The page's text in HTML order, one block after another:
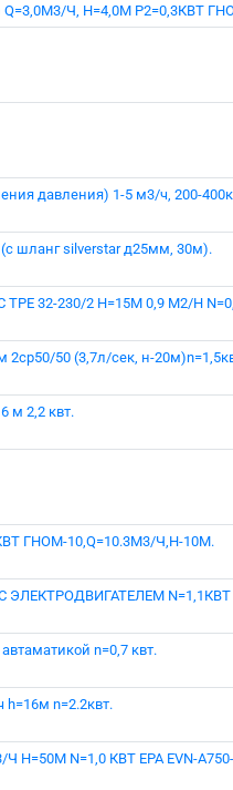
Ч, Н=4,0М Р2=0,3КВТ
давления) 1-5 м3/ч, 200-
шланг silverstar д25мм, 30м).
32-230/2 Н=15М 0,9 M2/H
2ср50/50 (3,7л/сек, н-
м 2,2 квт.
ГНОМ-10,Q=10.3М3/Ч,Н-10М.
ЭЛЕКТРОДВИГАТЕЛЕМ N=1,1КВТ
n=0,7 квт.
n=2.2квт.
N=1,0 КВТ EPA EVN-